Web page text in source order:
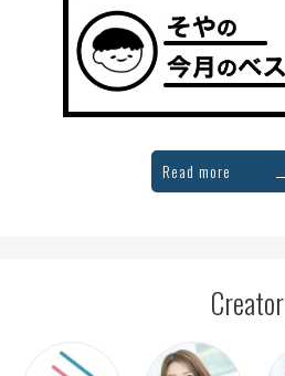
Read more
Creator